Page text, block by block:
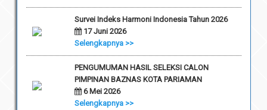
Survei Indeks Harmoni Indonesia Tahun 2026
17 Juni 2026
Selengkapnya >>
PENGUMUMAN HASIL SELEKSI CALON
PIMPINAN BAZNAS KOTA PARIAMAN
6 Mei 2026
Selengkapnya >>